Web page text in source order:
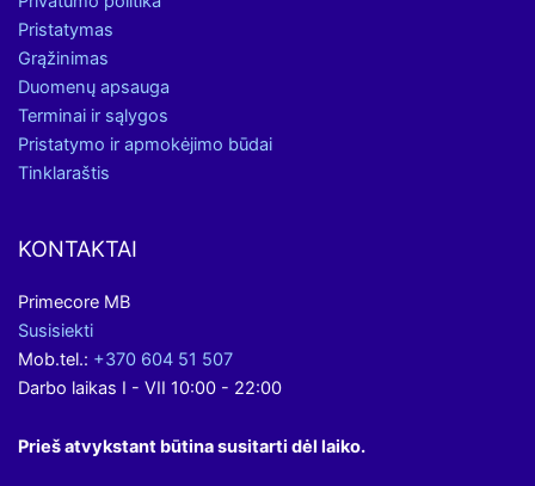
Pristatymas
Grąžinimas
Duomenų apsauga
Terminai ir sąlygos
Pristatymo ir apmokėjimo būdai
Tinklaraštis
KONTAKTAI
Primecore MB
Susisiekti
Mob.tel.: +370 604 51 507
Darbo laikas I - VII 10:00 - 22:00
Prieš atvykstant būtina susitarti dėl laiko.